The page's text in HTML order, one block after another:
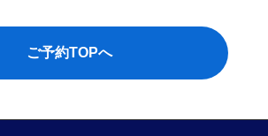
ご予約TOPへ